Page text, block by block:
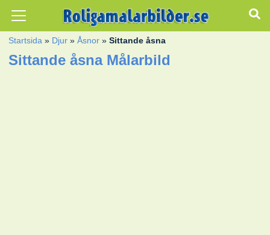
Startsida » Djur »Åsnor »Sittande åsna
Sittande åsna Målarbild